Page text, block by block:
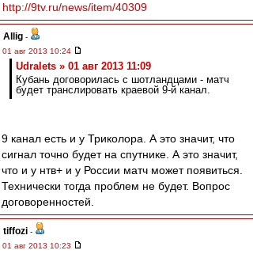
http://9tv.ru/news/item/40309
Allig -
01 авг 2013 10:24
Udralets » 01 авг 2013 11:09
Кубань договорилась с шотландцами - матч
будет транслировать краевой 9-й канал.
9 канал есть и у Триколора. А это значит, что
сигнал точно будет на спутнике. А это значит,
что и у нтв+ и у России матч может появиться.
Технически тогда проблем не будет. Вопрос
договоренностей.
tiffozi -
01 авг 2013 10:23